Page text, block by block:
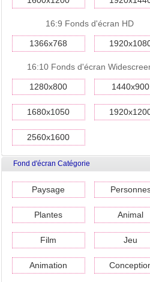
16:9 Fonds d'écran HD
1366x768
16:10 Fonds d'écran
1280x800 1440x900
1680x1050
2560x1600
Fond d'écran Catégorie
Paysage
Plantes Animal
Film Jeu
Animation